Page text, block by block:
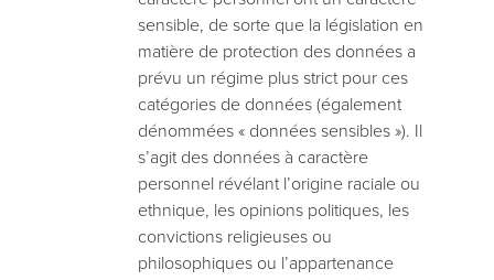
sensible, de sorte que la législation en
matière de protection des données a
prévu un régime plus strict pour ces
catégories de données (également
dénommées « données sensibles »). Il
s’agit des données à caractère
personnel révélant l’origine raciale ou
ethnique, les opinions politiques, les
convictions religieuses ou
philosophiques ou l’appartenance